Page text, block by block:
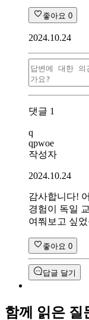
좋아요 0
2024.10.24
댓글 1
q
qpwoe
작성자
2024.10.24
감사합니다!
경험이 독일
여쭤보고 싶
좋아요 0
답글 달기
함께 읽은 질